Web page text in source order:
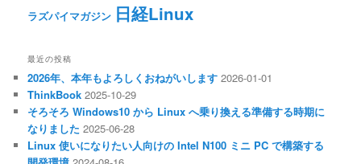
ラズパイマガジン 日経Linux
最近の投稿
2026年、本年もよろしくおねがいします 2026-01-01
ThinkBook 2025-10-29
そろそろ Windows10 から Linux へ乗り換える準備する時期に
なりました 2025-06-28
Linux 使いになりたい人向けの Intel N100 ミニ PC で構築する